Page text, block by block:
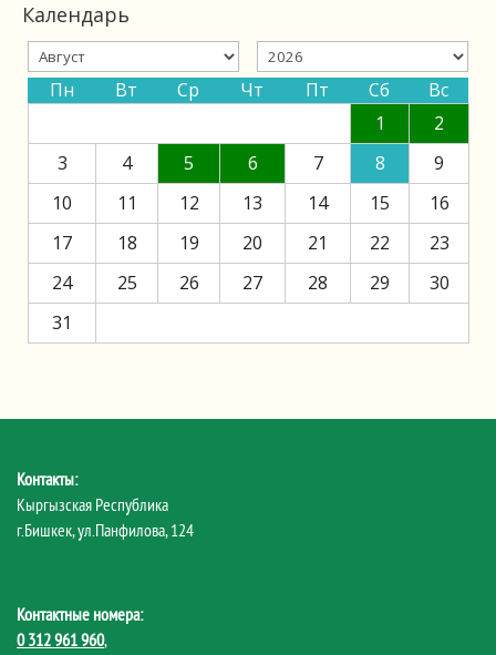
Календарь
Пн Вт Ср Чт Пт Сб
Вс
1
2
3
4 5 6 7 8
9
10
11 12 13 14 15
16
17
18 19 20 21 22
23
24
25 26 27 28 29
30
31
Контакты:
Кыргызская Республика
г.Бишкек, ул.Панфилова, 124
Контактные номера:
0 312 961 960,